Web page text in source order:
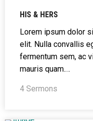
HIS & HERS
Lorem ipsum dolor
elit. Nulla convallis
fermentum sem, ac
mauris quam.…
4 Sermons